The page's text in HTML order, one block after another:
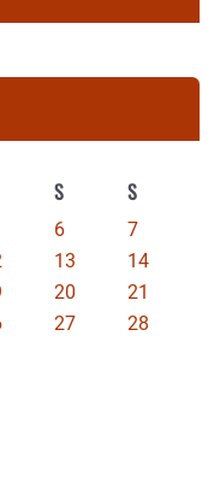
S S
6
7
13
14
20
21
27
28